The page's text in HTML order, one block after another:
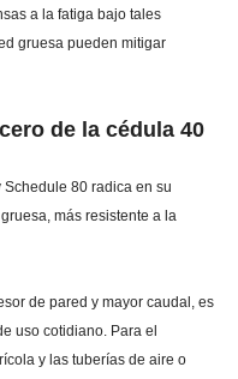
a la fatiga bajo tales
gruesa pueden mitigar
de la cédula 40
80 radica en su
más resistente a la
de pared y mayor caudal, es
uso cotidiano. Para el
y las tuberías de aire o